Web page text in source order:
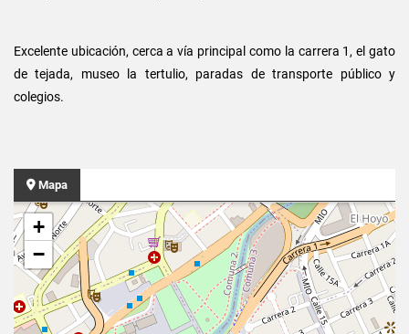
Excelente ubicación, cerca a vía principal como la carrera 1, el gato
de tejada, museo la tertulio, paradas de transporte público y
colegios.
Mapa
+
−